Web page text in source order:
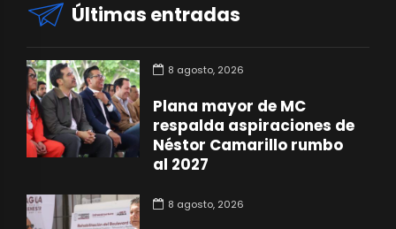
Últimas entradas
8 agosto, 2026
Plana mayor de MC
respalda aspiraciones de
Néstor Camarillo rumbo
al 2027
8 agosto, 2026